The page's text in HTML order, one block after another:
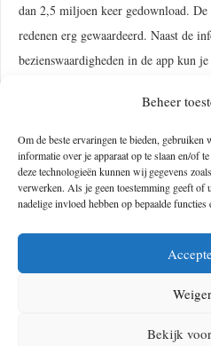
Beheer
Om de beste ervaringen te bieden,
informatie over je apparaat op te slaan en/of
deze technologieën kunnen wij gegevens
verwerken. Als je geen toestemming geeft of
nadelige invloed hebben op bepaalde functies
Bekijk
dan 2,5 miljoen keer gedownload.
redenen erg gewaardeerd. Naast de
bezienswaardigheden in de app kun
Zo lanceert Samsung deze maand de
het eerst de Circle to Search
de Fietsknoop app waar je meer info
langer op de startknop en kun je het
je daar dan Google zoekresultaten bij.
een oud kasteel en ben je benieuwd
tegenwoordig voor functie heeft, dan